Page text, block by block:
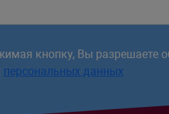
кнопку, Вы разрешаете
персональных данных